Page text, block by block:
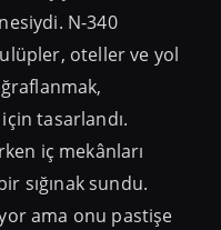
N-340
oteller ve yol
tasarlandı.
iç mekânları
sığınak sundu.
ama onu pastişe